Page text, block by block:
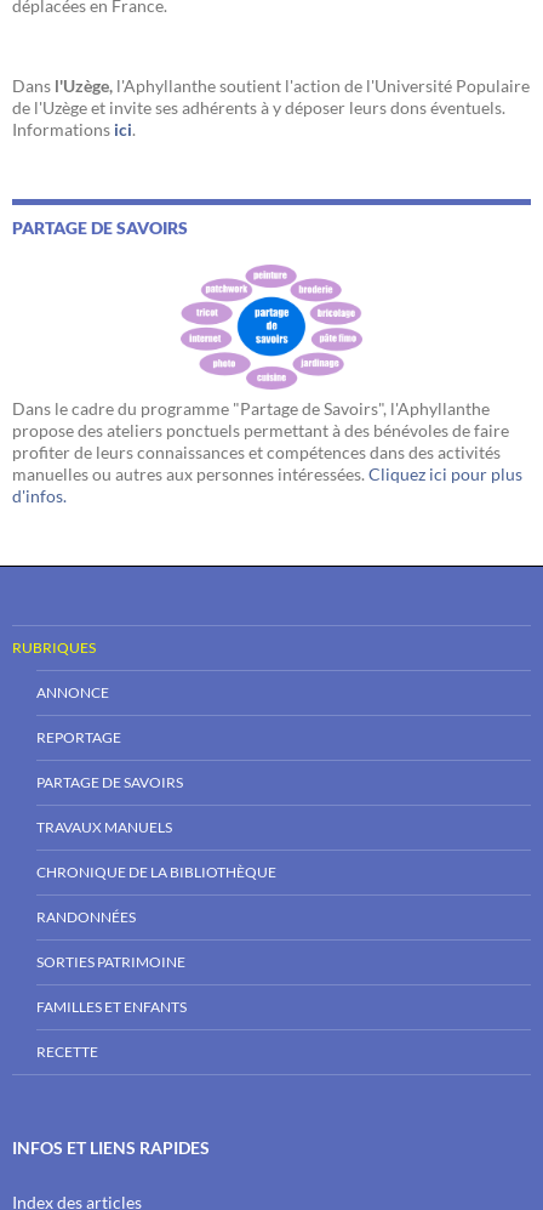
déplacées en France.
Dans l'Uzège, l'Aphyllanthe soutient l'action de l'Université Populaire
de l'Uzège et invite ses adhérents à y déposer leurs dons éventuels.
Informations ici.
PARTAGE DE SAVOIRS
Dans le cadre du programme "Partage de Savoirs", l'Aphyllanthe
propose des ateliers ponctuels permettant à des bénévoles de faire
profiter de leurs connaissances et compétences dans des activités
manuelles ou autres aux personnes intéressées. Cliquez ici pour plus
d'infos.
RUBRIQUES
ANNONCE
REPORTAGE
PARTAGE DE SAVOIRS
TRAVAUX MANUELS
CHRONIQUE DE LA BIBLIOTHÈQUE
RANDONNÉES
SORTIES PATRIMOINE
FAMILLES ET ENFANTS
RECETTE
INFOS ET LIENS RAPIDES
Index des articles